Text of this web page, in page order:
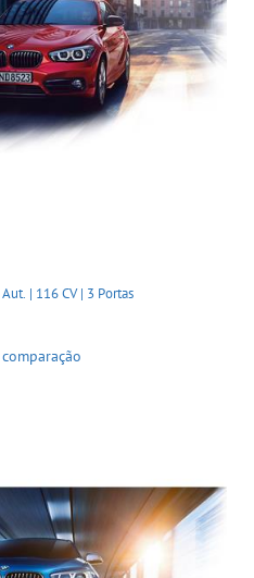
| 116 CV | 3 Portas